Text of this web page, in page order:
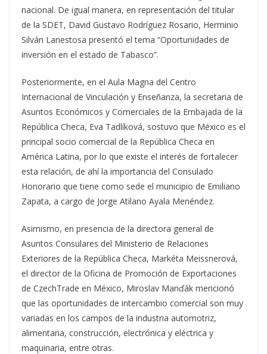
nacional. De igual manera, en representación del titular
de la SDET, David Gustavo Rodríguez Rosario, Herminio
Silván Lanestosa presentó el tema “Oportunidades de
inversión en el estado de Tabasco”.
Posteriormente, en el Aula Magna del Centro
Internacional de Vinculación y Enseñanza, la secretaria de
Asuntos Económicos y Comerciales de la Embajada de la
República Checa, Eva Tadlíková, sostuvo que México es el
principal socio comercial de la República Checa en
América Latina, por lo que existe el interés de fortalecer
esta relación, de ahí la importancia del Consulado
Honorario que tiene como sede el municipio de Emiliano
Zapata, a cargo de Jorge Atilano Ayala Menéndez.
Asimismo, en presencia de la directora general de
Asuntos Consulares del Ministerio de Relaciones
Exteriores de la República Checa, Markéta Meissnerová,
el director de la Oficina de Promoción de Exportaciones
de CzechTrade en México, Miroslav Manďák mencionó
que las oportunidades de intercambio comercial son muy
variadas en los campos de la industria automotriz,
alimentaria, construcción, electrónica y eléctrica y
maquinaria, entre otras.